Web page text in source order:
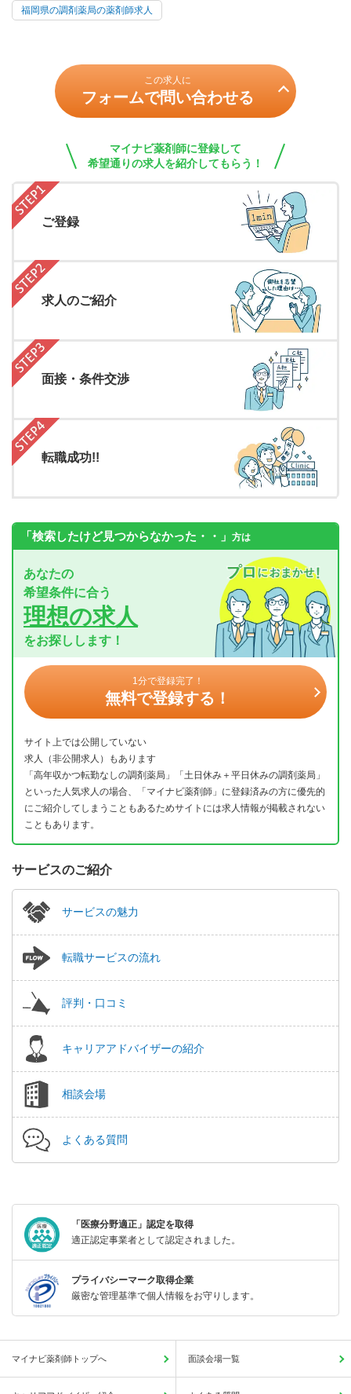
福岡県の調剤薬局の薬剤師求人
この求人に
フォームで問い合わせる
マイナビ薬剤師に登録して
希望通りの求人を紹介してもらう！
ご登録
求人のご紹介
面接・条件交渉
転職成功!!
「検索したけど見つからなかった・・」 方は
あなたの
希望条件に合う
理想の求人
をお探しします！
1分で登録完了！
無料で登録する！
サイト上では公開していない
求人（非公開求人）もあります
「高年収かつ転勤なしの調剤薬局」「土日休み＋平日休みの調剤薬局」
といった人気求人の場合、「マイナビ薬剤師」に登録済みの方に優先的
にご紹介してしまうこともあるためサイトには求人情報が掲載されない
こともあります。
サービスのご紹介
サービスの魅力
転職サービスの流れ
評判・口コミ
キャリアアドバイザーの紹介
相談会場
よくある質問
「医療分野適正」認定を取得
適正認定事業者として認定されました。
プライバシーマーク取得企業
厳密な管理基準で個人情報をお守りします。
マイナビ薬剤師トップへ 面談会場一覧